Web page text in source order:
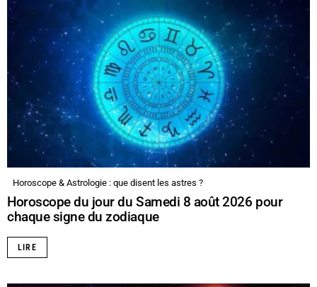
Horoscope & Astrologie : que disent les astres ?
Horoscope du jour du Samedi 8 août 2026 pour
chaque signe du zodiaque
LIRE